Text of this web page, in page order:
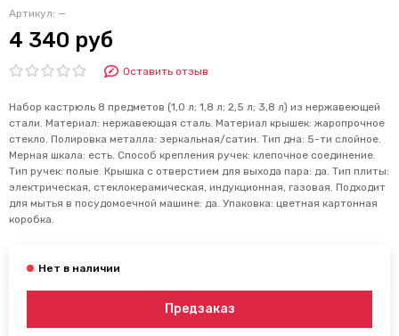
Артикул: —
4 340 руб
Оставить отзыв
Набор кастрюль 8 предметов (1,0 л; 1,8 л; 2,5 л; 3,8 л) из нержавеющей
стали. Материал: нержавеющая сталь. Материал крышек: жаропрочное
стекло. Полировка металла: зеркальная/сатин. Тип дна: 5-ти слойное.
Мерная шкала: есть. Способ крепления ручек: клепочное соединение.
Тип ручек: полые. Крышка с отверстием для выхода пара: да. Тип плиты:
электрическая, стеклокерамическая, индукционная, газовая. Подходит
для мытья в посудомоечной машине: да. Упаковка: цветная картонная
коробка.
Предзаказ